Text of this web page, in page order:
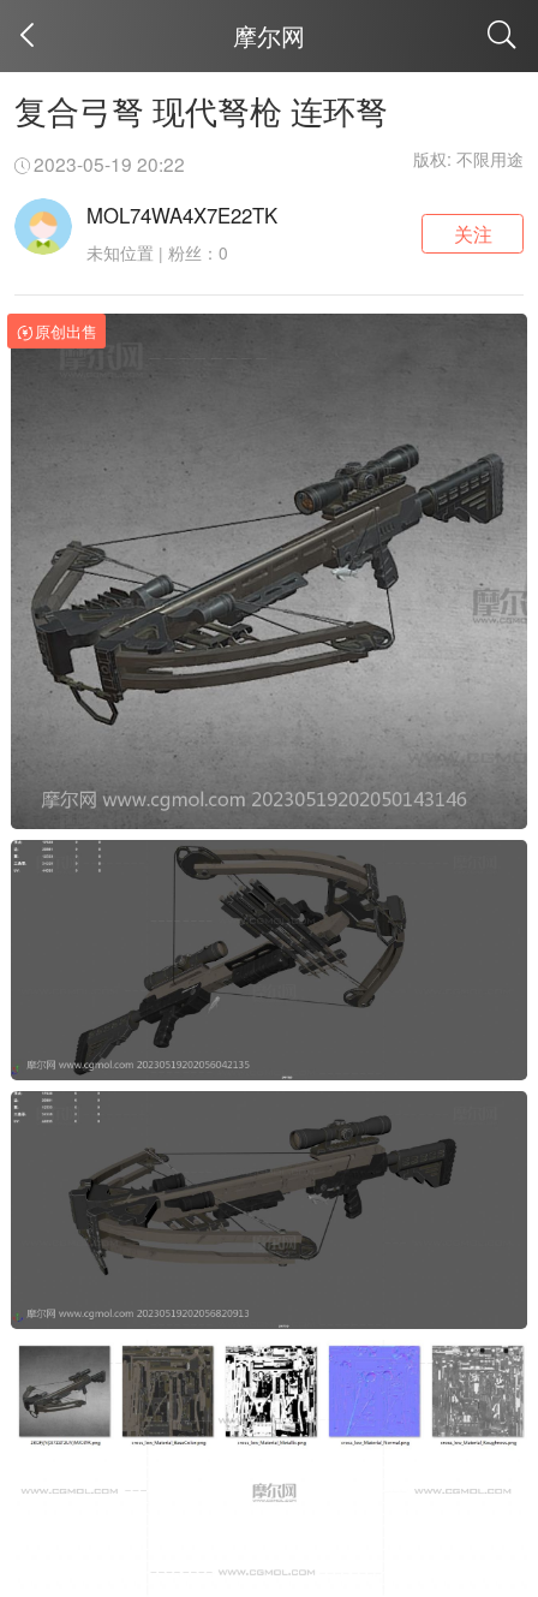
摩尔网
复合弓弩 现代弩枪 连环弩
2023-05-19 20:22 版权: 不限用途
MOL74WA4X7E22TK
未知位置 | 粉丝：0
关注
原创出售
取消